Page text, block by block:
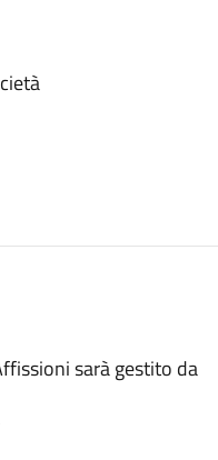
sarà gestito da